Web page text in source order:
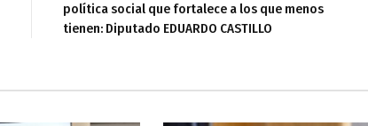
política social que fortalece a los que menos
tienen: Diputado EDUARDO CASTILLO